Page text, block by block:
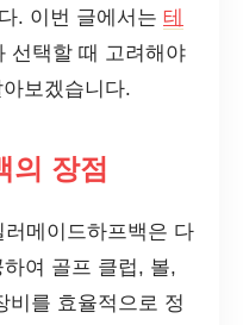
. 이번 글에서는 테
선택할 때 고려해야
보겠습니다.
의 장점
러메이드하프백은 다
여 골프 클럽, 볼,
비를 효율적으로 정